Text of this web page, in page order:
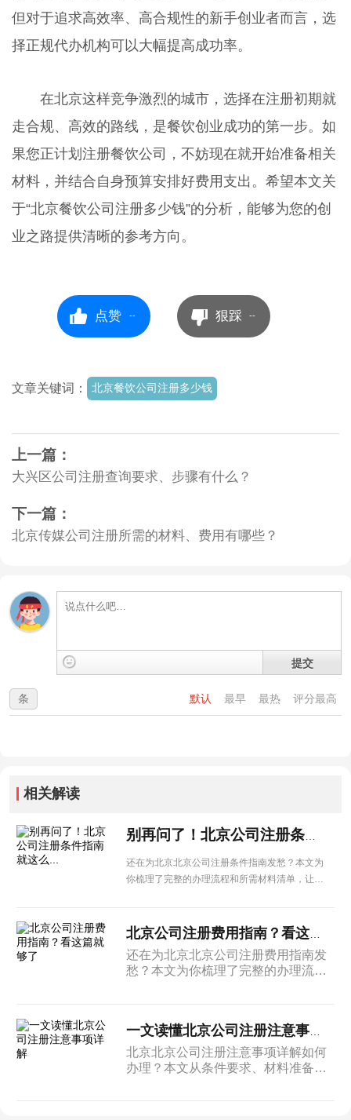
但对于追求高效率、高合规性的新手创业者而言，选
择正规代办机构可以大幅提高成功率。
在北京这样竞争激烈的城市，选择在注册初期就
走合规、高效的路线，是餐饮创业成功的第一步。如
果您正计划注册餐饮公司，不妨现在就开始准备相关
材料，并结合自身预算安排好费用支出。希望本文关
于“北京餐饮公司注册多少钱”的分析，能够为您的创
业之路提供清晰的参考方向。
点赞 -- 狠踩 --
文章关键词： 北京餐饮公司注册多少钱
上一篇：
大兴区公司注册查询要求、步骤有什么？
下一篇：
北京传媒公司注册所需的材料、费用有哪些？
提交
默认 最早 最热 评分最高
条
相关解读
还在为北京北京公司注册条件指南发愁？本文为
你梳理了完整的办理流程和所需材料清单，让企
北京公司注册费用指南？看这篇就够了
还在为北京北京公司注册费用指南发
愁？本文为你梳理了完整的办理流程
北京北京公司注册注意事项详解如何
办理？本文从条件要求、材料准备到